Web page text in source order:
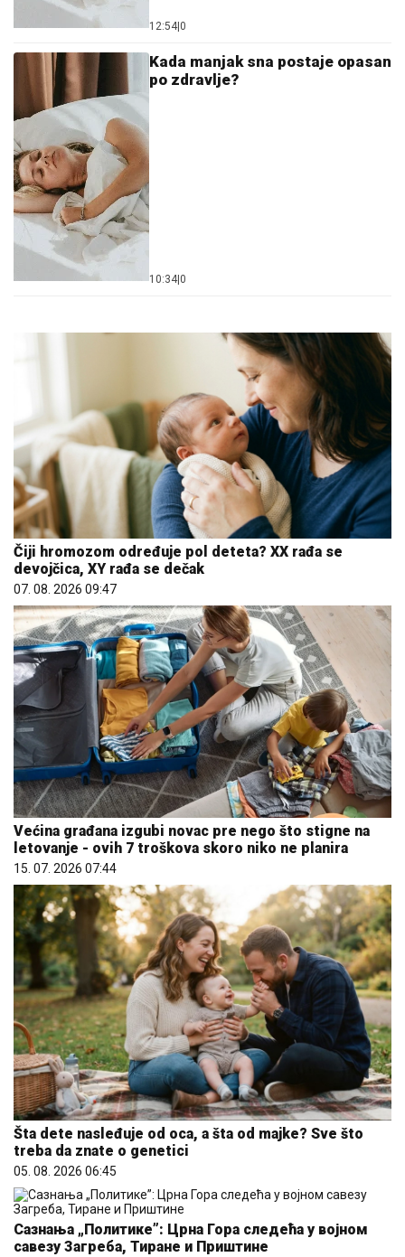
12:54 0
Kada manjak sna postaje opasan
po zdravlje?
10:34 0
Čiji hromozom određuje pol deteta? XX rađa se
devojčica, XY rađa se dečak
07. 08. 2026 09:47
Većina građana izgubi novac pre nego što stigne na
letovanje - ovih 7 troškova skoro niko ne planira
15. 07. 2026 07:44
Šta dete nasleđuje od oca, a šta od majke? Sve što
treba da znate o genetici
05. 08. 2026 06:45
Сазнања „Политике”: Црна Гора следећа у војном
савезу Загреба, Тиране и Приштине